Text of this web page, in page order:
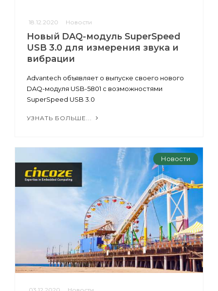
18.12.2020 Новости
Новый DAQ-модуль SuperSpeed
USB 3.0 для измерения звука и
вибрации
Advantech объявляет о выпуске своего нового
DAQ-модуля USB-5801 с возможностями
SuperSpeed USB 3.0
УЗНАТЬ БОЛЬШЕ...
Новости